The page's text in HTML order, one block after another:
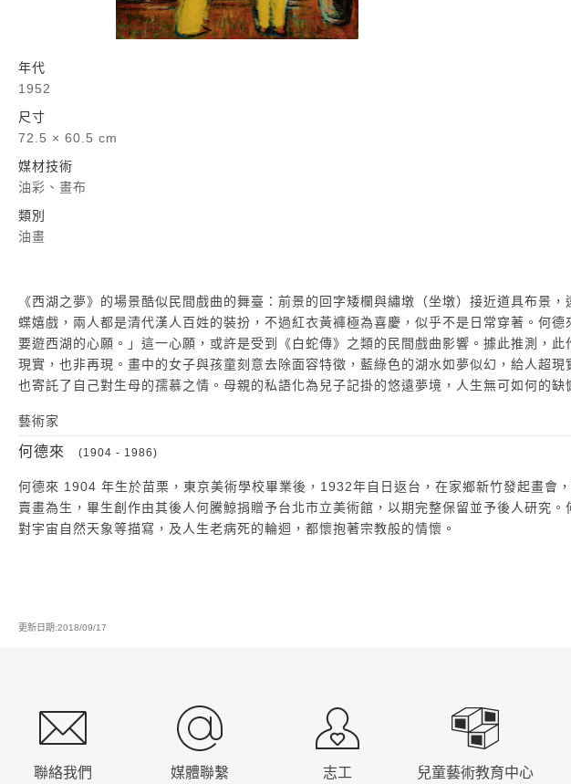
年代
1952
尺寸
72.5 × 60.5 cm
媒材技術
油彩、畫布
類別
油畫
《西湖之夢》的場景酷似民間戲曲的舞臺：前景的回字矮欄與繡墩（坐墩）接近道具布景
蝶嬉戲，兩人都是清代漢人百姓的裝扮，不過紅衣黃褲極為喜慶，似乎不是日常穿著。何
要遊西湖的心願。」這一心願，或許是受到《白蛇傳》之類的民間戲曲影響。據此推測，
現實，也非再現。畫中的女子與孩童刻意去除面容特徵，藍綠色的湖水如夢似幻，給人超
也寄託了自己對生母的孺慕之情。母親的私語化為兒子記掛的悠遠夢境，人生無可如何的缺
藝術家
何德來 (1904 - 1986)
何德來 1904 年生於苗栗，東京美術學校畢業後，1932年自日返台，在家鄉新竹發起畫會
賣畫為生，畢生創作由其後人何騰鯨捐贈予台北市立美術館，以期完整保留並予後人研究
對宇宙自然天象等描寫，及人生老病死的輪迴，都懷抱著宗教般的情懷。
更新日期:2018/09/17
聯絡我們 媒體聯繫 志工 兒童藝術教育中心